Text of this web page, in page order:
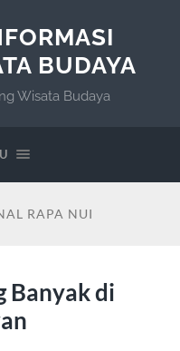
BUDAYA
Wisata Budaya
RAPA NUI
Banyak di